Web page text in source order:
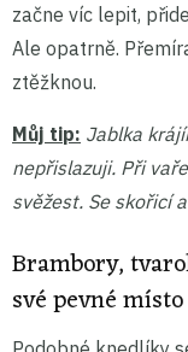
začne víc lepit,
Ale opatrně.
ztěžknou.
Můj tip: Jablka
nepřislazuji. Při
svěžest. Se skořicí
Brambory,
své pevné místo